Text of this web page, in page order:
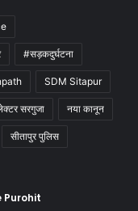
#सड़कदुर्घटना
SDM Sitapur
सरगुजा नया कानून
सीतापुर पुलिस
Purohit